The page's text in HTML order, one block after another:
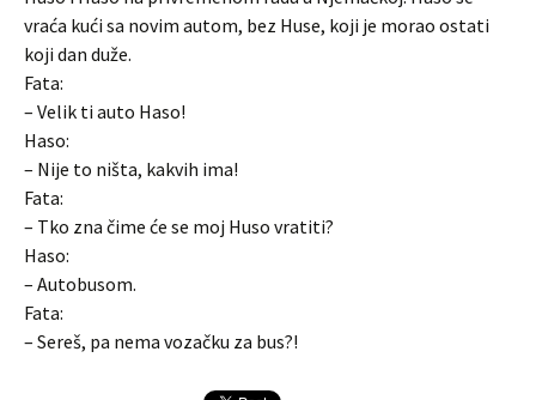
vraća kući sa novim autom, bez Huse, koji je morao ostati
koji dan duže.
Fata:
– Velik ti auto Haso!
Haso:
– Nije to ništa, kakvih ima!
Fata:
– Tko zna čime će se moj Huso vratiti?
Haso:
– Autobusom.
Fata:
– Sereš, pa nema vozačku za bus?!